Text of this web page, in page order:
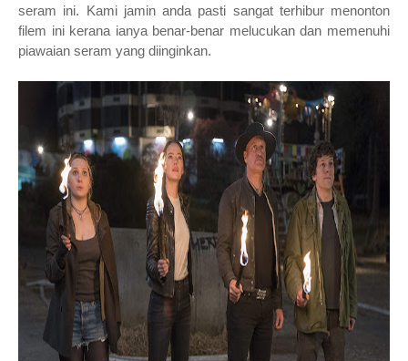
seram ini. Kami jamin anda pasti sangat terhibur menonton
filem ini kerana ianya benar-benar melucukan dan memenuhi
piawaian seram yang diinginkan.